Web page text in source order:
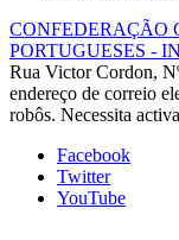
CONFEDERAÇÃO
PORTUGUESES -
Rua Victor Cordon,
endereço de correio
robôs. Necessita
Facebook
Twitter
YouTube